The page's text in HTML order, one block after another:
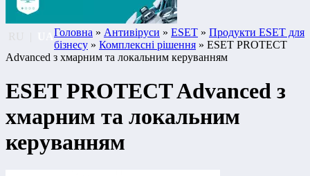
Головна » Антивіруси » ESET » Продукти ESET для
бізнесу » Комплексні рішення » ESET PROTECT
Advanced з хмарним та локальним керуванням
ESET PROTECT Advanced з
хмарним та локальним
керуванням